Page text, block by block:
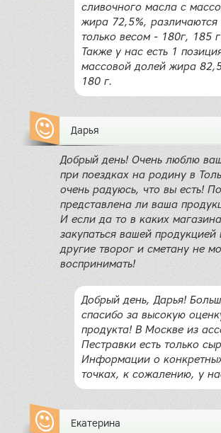
сливочного масла с
жира 72,5%, различаются
только весом - 180г, 185
Также у нас есть 1
массовой долей жира
180 г.
Дарья
Добрый день! Очень люблю
при поездках на родину в
очень радуюсь, что вы есть!
представлена ли ваша
И если да то в каких
закупаться вашей продукцией
другие творог и сметану не
воспринимать!
Добрый день, Дарья!
спасибо за высокую
продукта! В Москве из
Пестравки есть только
Информации о
точках, к сожалению, у
Екатерина